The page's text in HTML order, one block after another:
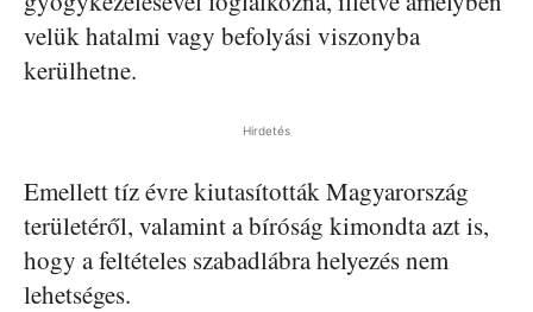
velük hatalmi vagy befolyási viszonyba
kerülhetne.
Hirdetés
Emellett tíz évre kiutasították Magyarország
területéről, valamint a bíróság kimondta azt is,
hogy a feltételes szabadlábra helyezés nem
lehetséges.